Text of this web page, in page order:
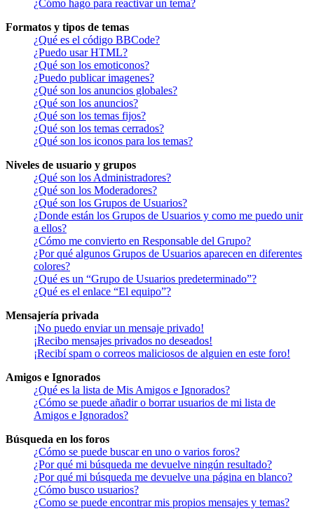
¿Cómo hago para reactivar un tema?
Formatos y tipos de temas
¿Qué es el código BBCode?
¿Puedo usar HTML?
¿Qué son los emoticonos?
¿Puedo publicar imagenes?
¿Qué son los anuncios globales?
¿Qué son los anuncios?
¿Qué son los temas fijos?
¿Qué son los temas cerrados?
¿Qué son los iconos para los temas?
Niveles de usuario y grupos
¿Qué son los Administradores?
¿Qué son los Moderadores?
¿Qué son los Grupos de Usuarios?
¿Donde están los Grupos de Usuarios y como me puedo unir
a ellos?
¿Cómo me convierto en Responsable del Grupo?
¿Por qué algunos Grupos de Usuarios aparecen en diferentes
colores?
¿Qué es un “Grupo de Usuarios predeterminado”?
¿Qué es el enlace “El equipo”?
Mensajería privada
¡No puedo enviar un mensaje privado!
¡Recibo mensajes privados no deseados!
¡Recibí spam o correos maliciosos de alguien en este foro!
Amigos e Ignorados
¿Qué es la lista de Mis Amigos e Ignorados?
¿Cómo se puede añadir o borrar usuarios de mi lista de
Amigos e Ignorados?
Búsqueda en los foros
¿Cómo se puede buscar en uno o varios foros?
¿Por qué mi búsqueda me devuelve ningún resultado?
¿Por qué mi búsqueda me devuelve una página en blanco?
¿Cómo busco usuarios?
¿Como se puede encontrar mis propios mensajes y temas?